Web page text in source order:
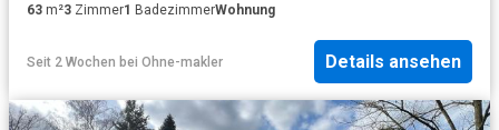
63 m²3 Zimmer1 BadezimmerWohnung
Seit 2 Wochen bei Ohne-makler Details ansehen